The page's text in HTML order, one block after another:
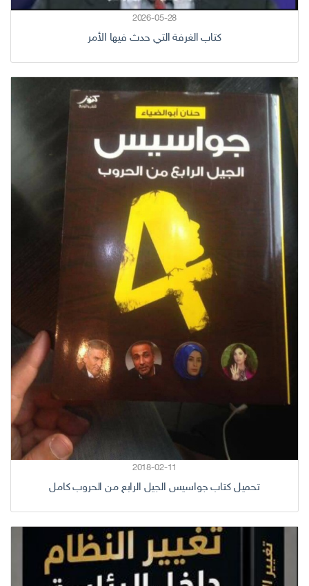
2026-05-28
كتاب الغرفة التي حدث فيها الأمر
2018-02-11
تحميل كتاب جواسيس الجيل الرابع من الحروب كامل